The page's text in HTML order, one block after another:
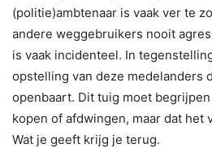
(politie)ambtenaar is vaak ver te
andere weggebruikers nooit
is vaak incidenteel. In
opstelling van deze medelanders
openbaart. Dit tuig moet
kopen of afdwingen, maar dat het
Wat je geeft krijg je terug.